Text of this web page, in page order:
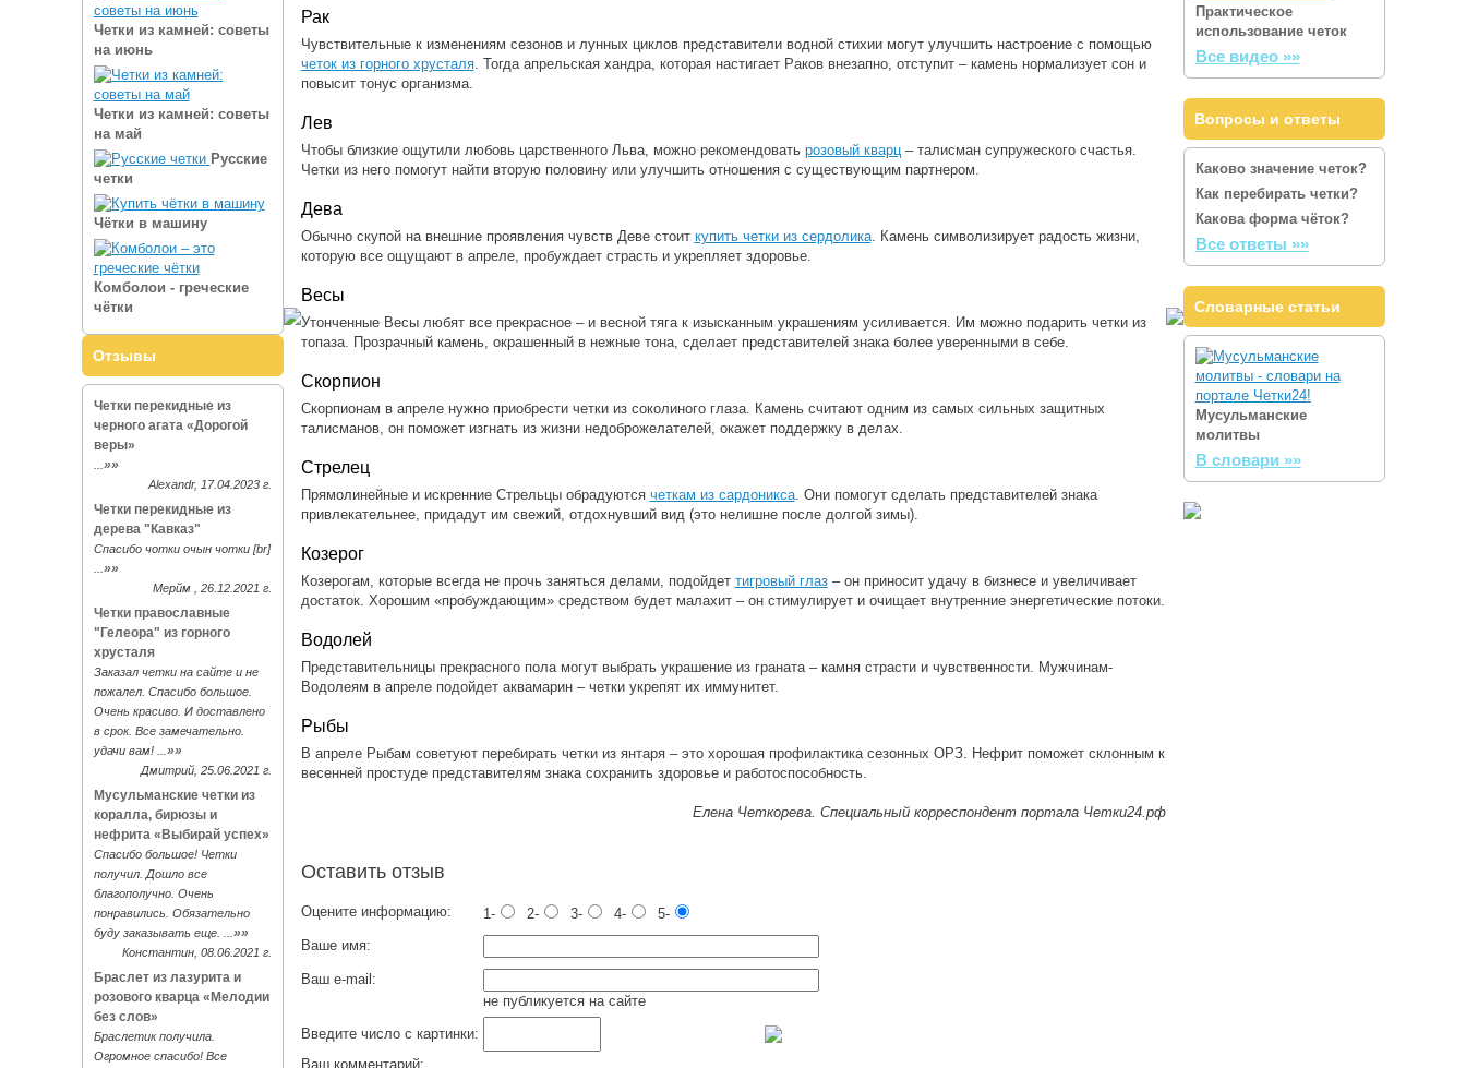
Четки из камней: советы
на июнь
Четки из камней: советы
на май
Русские
четки
Чётки в машину
Комболои - греческие
чётки
Отзывы
Четки перекидные из
черного агата «Дорогой
веры»
»»
Alexandr, 17.04.2023 г.
Четки перекидные из
дерева "Кавказ"
Спасибо чотки очын чотки [br]
»»
Мерйм , 26.12.2021 г.
Четки православные
"Гелеора" из горного
хрусталя
Заказал четки на сайте и не
пожалел. Спасибо большое.
Очень красиво. И доставлено
в срок. Все замечательно.
удачи вам! ... »»
Дмитрий, 25.06.2021 г.
Мусульманские четки из
коралла, бирюзы и
нефрита «Выбирай успех»
Спасибо большое! Четки
получил. Дошло все
благополучно. Очень
понравились. Обязательно
буду заказывать еще. ... »»
Константин, 08.06.2021 г.
Браслет из лазурита и
розового кварца «Мелодии
без слов»
Браслетик получила.
Огромное спасибо! Все
Рак
Чувствительные к изменениям сезонов и лунных циклов представители водной стихии могут улучшить настроение с помощью
четок из горного хрусталя. Тогда апрельская хандра, которая настигает Раков внезапно, отступит ‒ камень нормализует сон и
повысит тонус организма.
Лев
Чтобы близкие ощутили любовь царственного Льва, можно рекомендовать розовый кварц‒ талисман супружеского счастья.
Четки из него помогут найти вторую половину или улучшить отношения с существующим партнером.
Дева
Обычно скупой на внешние проявления чувств Деве стоит купить четки из сердолика. Камень символизирует радость жизни,
которую все ощущают в апреле, пробуждает страсть и укрепляет здоровье.
Весы
Утонченные Весы любят все прекрасное ‒ и весной тяга к изысканным украшениям усиливается. Им можно подарить четки из
топаза. Прозрачный камень, окрашенный в нежные тона, сделает представителей знака более уверенными в себе.
Скорпион
Скорпионам в апреле нужно приобрести четки из соколиного глаза. Камень считают одним из самых сильных защитных
талисманов, он поможет изгнать из жизни недоброжелателей, окажет поддержку в делах.
Стрелец
Прямолинейные и искренние Стрельцы обрадуются четкам из сардоникса. Они помогут сделать представителей знака
привлекательнее, придадут им свежий, отдохнувший вид (это нелишне после долгой зимы).
Козерог
Козерогам, которые всегда не прочь заняться делами, подойдет тигровый глаз‒ он приносит удачу в бизнесе и увеличивает
достаток. Хорошим «пробуждающим» средством будет малахит ‒ он стимулирует и очищает внутренние энергетические потоки.
Водолей
Представительницы прекрасного пола могут выбрать украшение из граната ‒ камня страсти и чувственности. Мужчинам-
Водолеям в апреле подойдет аквамарин ‒ четки укрепят их иммунитет.
Рыбы
В апреле Рыбам советуют перебирать четки из янтаря ‒ это хорошая профилактика сезонных ОРЗ. Нефрит поможет склонным к
весенней простуде представителям знака сохранить здоровье и работоспособность.
Елена Четкорева. Специальный корреспондент портала Четки24.рф
Оставить отзыв
Оцените информацию: 1- 2- 3- 4-
5-
Ваше имя:
Ваш e-mail:
не публикуется на сайте
Введите число с картинки:
Ваш комментарий:
Практическое
использование четок
Все видео »»
Вопросы и ответы
Каково значение четок?
Как перебирать четки?
Какова форма чёток?
Все ответы »»
Словарные статьи
Мусульманские
молитвы
В словари »»